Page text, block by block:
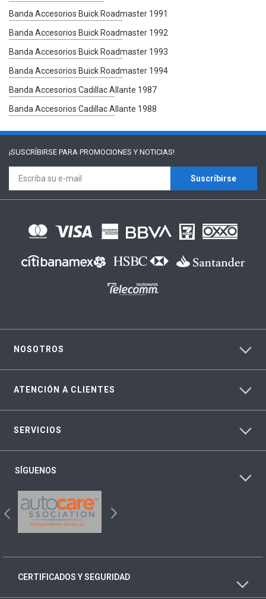
Banda Accesorios Buick Roadmaster 1991
Banda Accesorios Buick Roadmaster 1992
Banda Accesorios Buick Roadmaster 1993
Banda Accesorios Buick Roadmaster 1994
Banda Accesorios Cadillac Allante 1987
Banda Accesorios Cadillac Allante 1988
¡SUSCRÍBIRSE PARA PROMOCIONES Y NOTICIAS!
Suscríbirse
NOSOTROS
ATENCIÓN A CLIENTES
SERVICIOS
SÍGUENOS
CERTIFICADOS Y SEGURIDAD